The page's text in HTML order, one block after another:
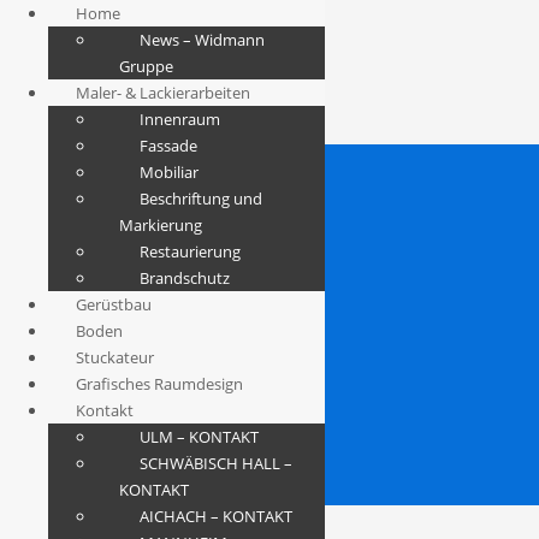
Home
News – Widmann
Gruppe
Maler- & Lackierarbeiten
Innenraum
Fassade
Mobiliar
Beschriftung und
Markierung
Restaurierung
Brandschutz
Gerüstbau
Boden
Stuckateur
Grafisches Raumdesign
Kontakt
ULM – KONTAKT
SCHWÄBISCH HALL –
KONTAKT
AICHACH – KONTAKT